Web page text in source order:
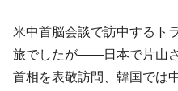
ン』1人当たり賠償10万ウ
『Money1』 韓国で猛暑。
『Money1』
韓国型イージ
米中首脳会談で訪中するト
旅でしたが――日本で片山
首相を表敬訪問、韓国では